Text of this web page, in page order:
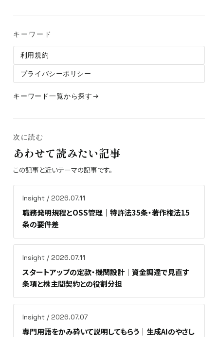
キーワード
利用規約
プライバシーポリシー
キーワード一覧から探す
次に読む
あわせて読みたい記事
この記事と近いテーマの記事です。
Insight / 2026.07.11
職務発明規程とOSS管理｜特許法35条・著作権法15
条の要件差
Insight / 2026.07.11
スタートアップの定款・機関設計｜資金調達で見直す
条項と株主間契約との役割分担
Insight / 2026.07.07
専門用語をかみ砕いて説明してもらう｜生成AIのやさし